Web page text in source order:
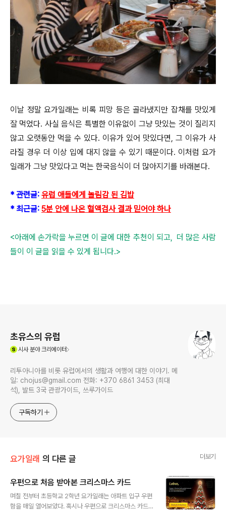
이날 정말 요가일래는 비록 피망 등은 골라냈지만 잡채를 맛있게
잘 먹었다. 사실 음식은 특별한 이유없이 그냥 맛있는 것이 질리지
않고 오랫동안 먹을 수 있다. 이유가 있어 맛있다면, 그 이유가 사
라질 경우 더 이상 입에 대지 않을 수 있기 때문이다. 이처럼 요가
일래가 그냥 맛있다고 먹는 한국음식이 더 많아지기를 바래본다.
* 관련글: 유럽 애들에게 놀림감 된 김밥
* 최근글: 5분 안에 나온 혈액검사 결과 믿어야 하나
<아래에 손가락을 누르면 이 글에 대한 추천이 되고, 더 많은 사람
들이 이 글을 읽을 수 있게 됩니다.>
초유스의 유럽
시사분야 크리에이터
리투아니아를 비롯 유럽에서의 생활과 여행에 대한 이야기. 메
일: chojus@gmail.com 전화: +370 6861 3453 (최대
석), 발트 3국 관광가이드, 쓰루가이드
구독하기
요가일래 의 다른 글 더보기
우편으로 처음 받아본 크리스마스 카드
며칠 전부터 초등학교 2학년 요가일래는 아파트 입구 우편
함을 매일 열어보았다. 혹시나 우편으로 크리스마스 카드